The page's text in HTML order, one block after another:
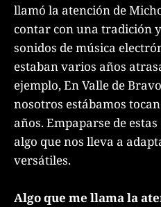
llamó la atención de
contar con una tradición
sonidos de música
estaban varios años
ejemplo, En Valle de
nosotros estábamos
años. Empaparse de
algo que nos lleva a
versátiles.
Algo que me llama la